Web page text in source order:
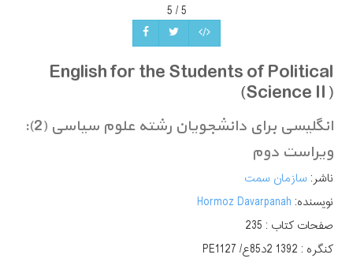
5
/
5
English for the Students of Political
(Science II)
انگلیسی برای دانشجویان رشته علوم سیاسی (2):
ویراست دوم
ناشر:سازمان سمت
نویسنده: Hormoz Davarpanah
صفحات کتاب : 235
کنگره : ‫‬‭PE1127 /ع85‫‬‭د2 1392